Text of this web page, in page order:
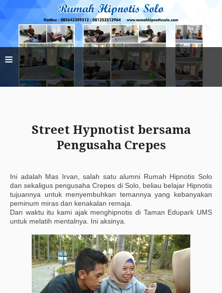
≡
Street Hypnotist bersama
Pengusaha Crepes
Ini adalah Mas Irvan, salah satu alumni Rumah Hipnotis Solo
dan sekaligus pengusaha Crepes di Solo, beliau belajar Hipnotis
tujuannya untuk menyembuhkan temannya yang kebanyakan
peminum miras dan kenakalan remaja.
Dan waktu itu kami ajak menghipnotis di Taman Edupark UMS
untuk melatih mentalnya. Ini aksinya.